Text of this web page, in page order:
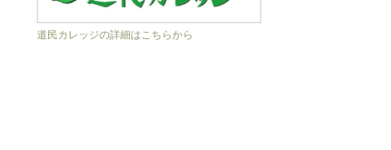
道民カレッジの詳細はこちらから